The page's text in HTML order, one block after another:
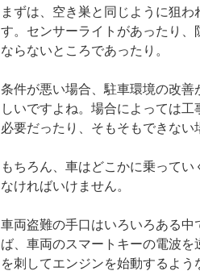
まずは、空き巣と同じように狙
す。センサーライトがあったり
ならないところであったり。
条件が悪い場合、駐車環境の改
しいですよね。場合によっては
必要だったり、そもそもできない
もちろん、車はどこかに乗って
なければいけません。
車両盗難の手口はいろいろある中
ば、車両のスマートキーの電波
を刺してエンジンを始動するよう